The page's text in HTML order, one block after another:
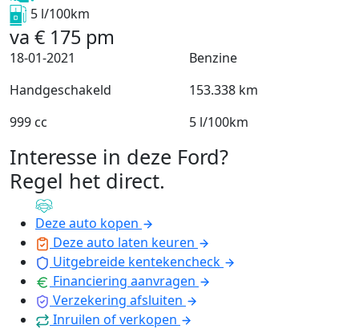
5 l/100km
va € 175 pm
18-01-2021
Benzine
Handgeschakeld
153.338 km
999 cc
5 l/100km
Interesse in deze Ford?
Regel het direct.
Deze auto kopen
Deze auto laten keuren
Uitgebreide kentekencheck
Financiering aanvragen
Verzekering afsluiten
Inruilen of verkopen